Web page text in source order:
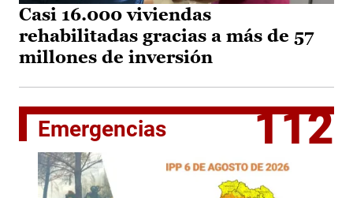
Casi 16.000 viviendas
rehabilitadas gracias a más de 57
millones de inversión
Emergencias 112